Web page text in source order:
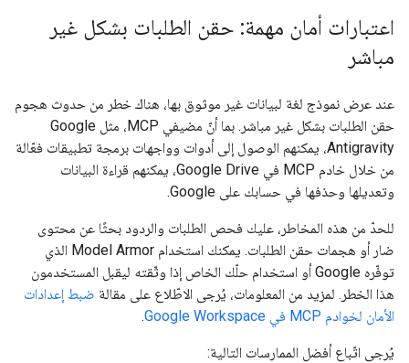
اعتبارات أمان مهمة: حقن الطلبات بشكل غير
مباشر
عند عرض نموذج لغة لبيانات غير موثوق بها، هناك خطر من حدوث هجوم
حقن الطلبات بشكل غير مباشر.
بما أنّ مضيفي MCP، مثل Google
Antigravity، يمكنهم الوصول إلى أدوات وواجهات برمجة تطبيقات فعّالة
من خلال خادم MCP في Google Drive، يمكنهم قراءة البيانات
وتعديلها وحذفها في حسابك على Google.
للحدّ من هذه المخاطر، عليك فحص الطلبات والردود بحثًا عن محتوى
ضار أو هجمات حقن الطلبات. يمكنك استخدام Model Armor الذي
توفّره Google أو استخدام حلّك الخاص إذا وثّقته ليقبل المستخدمون
هذا الخطر. لمزيد من المعلومات، يُرجى الاطّلاع على مقالة ضبط إعدادات
الأمان لخوادم MCP في Google Workspace
.
يُرجى اتّباع أفضل الممارسات التالية: